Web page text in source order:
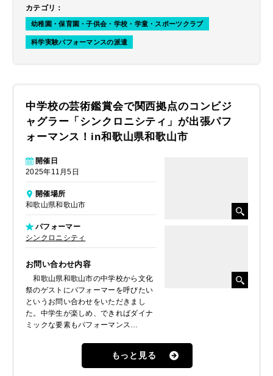
カテゴリ ：
幼稚園・保育園・子供会・学校・学童・スポーツクラブ
科学実験パフォーマンスの派遣
中学校の芸術鑑賞会で関西拠点のコンビジ
ャグラー「シンクロニシティ」が出張パフ
ォーマンス！in和歌山県和歌山市
開催日
2025年11月5日
開催場所
和歌山県和歌山市
パフォーマー
シンクロニシティ
お問い合わせ内容
和歌山県和歌山市の中学校から文化
祭のゲストにパフォーマーを呼びたい
というお問い合わせをいただきまし
た。中学生が楽しめ、できればダイナ
ミックな要素もパフォーマンス
を拠点に活動しているコンビジャグラ
ーのシンクロニシティをご紹介しまし
た。ジャグリングの実力も然ることな
もっと見る